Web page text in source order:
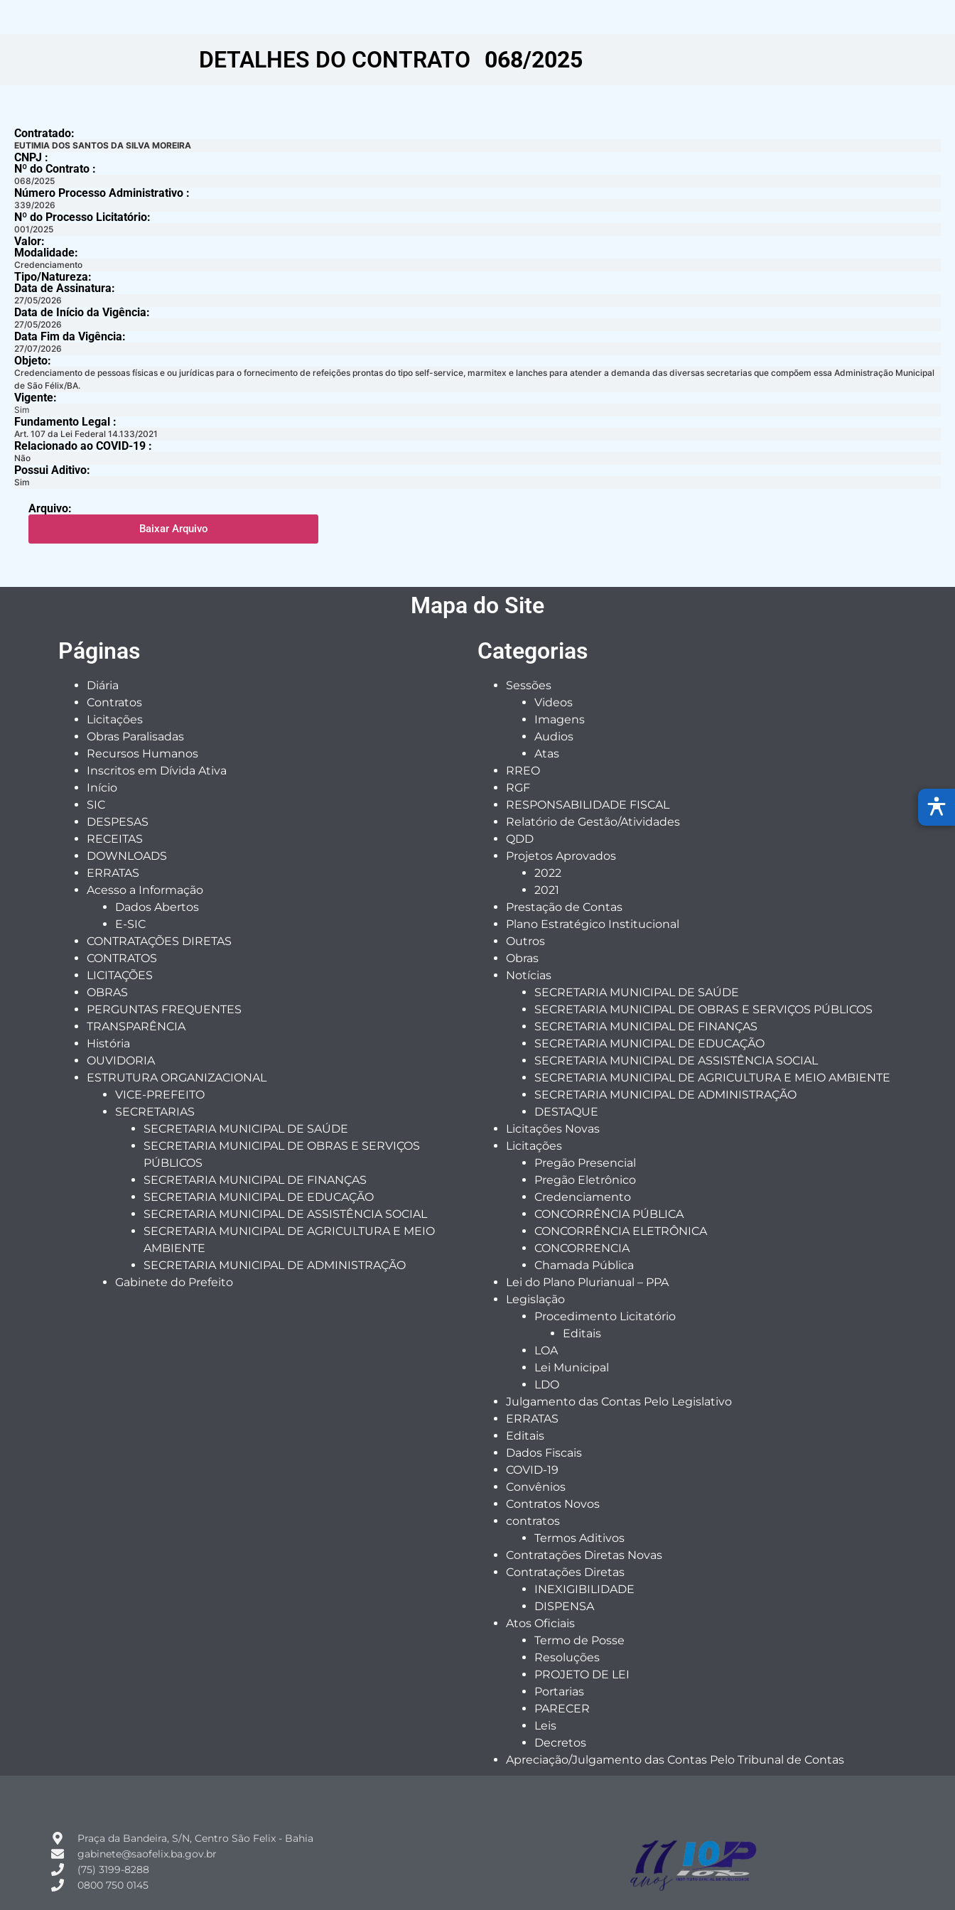
DETALHES DO CONTRATO​ 068/2025
Contratado:
EUTIMIA DOS SANTOS DA SILVA MOREIRA
CNPJ :
Nº do Contrato :
068/2025
Número Processo Administrativo :
339/2026
Nº do Processo Licitatório:
001/2025
Valor:
Modalidade:
Credenciamento
Tipo/Natureza:
Data de Assinatura:
27/05/2026
Data de Início da Vigência:
27/05/2026
Data Fim da Vigência:
27/07/2026
Objeto:
Credenciamento de pessoas físicas e ou jurídicas para o fornecimento de refeições prontas do tipo self-service, marmitex e lanches para atender a demanda das diversas secretarias que compõem essa Administração Municipal
de São Félix/BA.
Vigente:
Sim
Fundamento Legal :​
Art. 107 da Lei Federal 14.133/2021
Relacionado ao COVID-19 :​
Não
Possui Aditivo:​
Sim
Arquivo:
Baixar Arquivo
Mapa do Site
Páginas
Diária
Contratos
Licitações
Obras Paralisadas
Recursos Humanos
Inscritos em Dívida Ativa
Início
SIC
DESPESAS
RECEITAS
DOWNLOADS
ERRATAS
Acesso a Informação
Dados Abertos
E-SIC
CONTRATAÇÕES DIRETAS
CONTRATOS
LICITAÇÕES
OBRAS
PERGUNTAS FREQUENTES
TRANSPARÊNCIA
História
OUVIDORIA
ESTRUTURA ORGANIZACIONAL
VICE-PREFEITO
SECRETARIAS
SECRETARIA MUNICIPAL DE SAÚDE
SECRETARIA MUNICIPAL DE OBRAS E SERVIÇOS
PÚBLICOS
SECRETARIA MUNICIPAL DE FINANÇAS
SECRETARIA MUNICIPAL DE EDUCAÇÃO
SECRETARIA MUNICIPAL DE ASSISTÊNCIA SOCIAL
SECRETARIA MUNICIPAL DE AGRICULTURA E MEIO
AMBIENTE
SECRETARIA MUNICIPAL DE ADMINISTRAÇÃO
Gabinete do Prefeito
Categorias
Sessões
Videos
Imagens
Audios
Atas
RREO
RGF
RESPONSABILIDADE FISCAL
Relatório de Gestão/Atividades
QDD
Projetos Aprovados
2022
2021
Prestação de Contas
Plano Estratégico Institucional
Outros
Obras
Notícias
SECRETARIA MUNICIPAL DE SAÚDE
SECRETARIA MUNICIPAL DE OBRAS E SERVIÇOS PÚBLICOS
SECRETARIA MUNICIPAL DE FINANÇAS
SECRETARIA MUNICIPAL DE EDUCAÇÃO
SECRETARIA MUNICIPAL DE ASSISTÊNCIA SOCIAL
SECRETARIA MUNICIPAL DE AGRICULTURA E MEIO AMBIENTE
SECRETARIA MUNICIPAL DE ADMINISTRAÇÃO
DESTAQUE
Licitações Novas
Licitações
Pregão Presencial
Pregão Eletrônico
Credenciamento
CONCORRÊNCIA PÚBLICA
CONCORRÊNCIA ELETRÔNICA
CONCORRENCIA
Chamada Pública
Lei do Plano Plurianual – PPA
Legislação
Procedimento Licitatório
Editais
LOA
Lei Municipal
LDO
Julgamento das Contas Pelo Legislativo
ERRATAS
Editais
Dados Fiscais
COVID-19
Convênios
Contratos Novos
contratos
Termos Aditivos
Contratações Diretas Novas
Contratações Diretas
INEXIGIBILIDADE
DISPENSA
Atos Oficiais
Termo de Posse
Resoluções
PROJETO DE LEI
Portarias
PARECER
Leis
Decretos
Apreciação/Julgamento das Contas Pelo Tribunal de Contas
Praça da Bandeira, S/N, Centro São Felix - Bahia
gabinete@saofelix.ba.gov.br
(75) 3199-8288
0800 750 0145